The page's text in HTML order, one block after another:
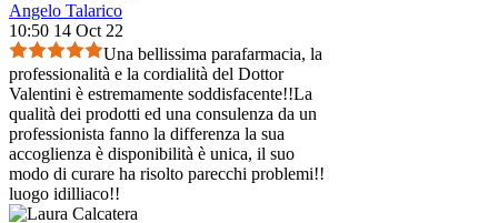
Angelo Talarico
10:50 14 Oct 22
Una bellissima parafarmacia, la
professionalità e la cordialità del Dottor
Valentini è estremamente soddisfacente!!La
qualità dei prodotti ed una consulenza da un
professionista fanno la differenza la sua
accoglienza è disponibilità è unica, il suo
modo di curare ha risolto parecchi problemi!!
luogo idilliaco!!